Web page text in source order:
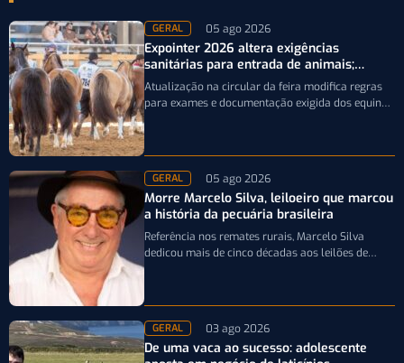
GERAL 05 ago 2026
Expointer 2026 altera exigências
sanitárias para entrada de animais;
entenda
Atualização na circular da feira modifica regras
para exames e documentação exigida dos equinos
GERAL 05 ago 2026
Morre Marcelo Silva, leiloeiro que marcou
a história da pecuária brasileira
Referência nos remates rurais, Marcelo Silva
dedicou mais de cinco décadas aos leilões de
GERAL 03 ago 2026
De uma vaca ao sucesso: adolescente